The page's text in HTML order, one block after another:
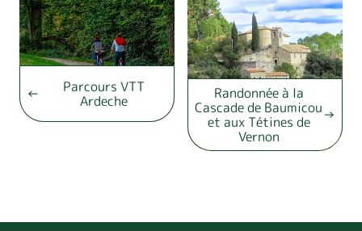
Parcours VTT
Ardeche
Randonnée à la
Cascade de Baumicou
et aux Tétines de
Vernon